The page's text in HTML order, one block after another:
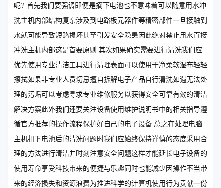
呢? 首先我们要强调即便是摘下电池也不意味着可以随意用水冲
洗主机内部结构复杂涉及到电路板元器件等精密部件一旦接触到
水就可能导致短路损坏甚至引发安全隐患因此绝对禁止用水直接
冲洗主机内部这是首要原则 其次如果确实需要进行清洗我们应
优先使用专业清洁工具进行清理表面可以使用干净柔软湿布轻轻
擦拭如果非专业人员切忌擅自拆解电子产品自行清洗如遇无法处
理的污垢可以考虑寻求专业维修服务以获得安全可靠有效的清洁
解决方案此外我们还要关注设备使用维护说明书中的相关指导遵
循官方推荐的操作流程保护好自己的电子设备 总之在处理电脑
主机扣下电池后的清洗问题时我们应始终保持谨慎的态度采用合
理的方法进行清洁并时刻注意安全问题这样才能延长电子设备的
使用寿命享受科技带来的便捷与乐趣同时也能减少因操作不当带
来的经济损失和资源浪费为推进科学的计算机使用行为贡献一份